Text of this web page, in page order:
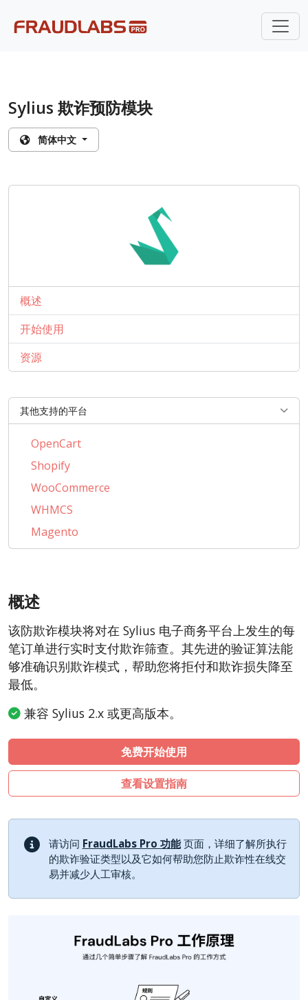
Sylius 欺诈预防模块
简体中文
概述
开始使用
资源
其他支持的平台
OpenCart
Shopify
WooCommerce
WHMCS
Magento
PrestaShop
AbanteCart
CubeCart
LiteCart
ZenCart
PinnacleCart
Easy Digital Downloads
nopCommerce
Ecwid by Lightspeed
WISECP
ThirtyBees
Shopware
概述
该防欺诈模块将对在 Sylius 电子商务平台上发生的每
笔订单进行实时支付欺诈筛查。其先进的验证算法能
够准确识别欺诈模式，帮助您将拒付和欺诈损失降至
最低。
兼容 Sylius 2.x 或更高版本。
免费开始使用
查看设置指南
请访问 FraudLabs Pro 功能页面，详细了解所执行
的欺诈验证类型以及它如何帮助您防止欺诈性在线交
易并减少人工审核。